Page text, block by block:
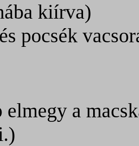
kiírva)
pocsék
elmegy a